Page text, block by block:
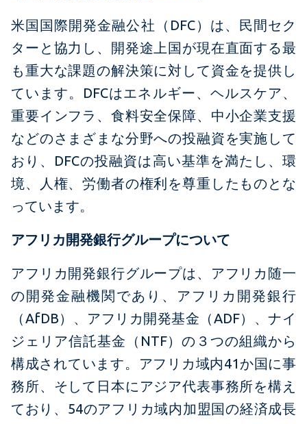
米国国際開発金融公社（DFC）は、民間セク
ターと協力し、開発途上国が現在直面する最
も重大な課題の解決策に対して資金を提供し
ています。DFCはエネルギー、ヘルスケア、
重要インフラ、食料安全保障、中小企業支援
などのさまざまな分野への投融資を実施して
おり、DFCの投融資は高い基準を満たし、環
境、人権、労働者の権利を尊重したものとな
っています。
アフリカ開発銀行グループについて
アフリカ開発銀行グループは、アフリカ随一
の開発金融機関であり、アフリカ開発銀行
（AfDB）、アフリカ開発基金（ADF）、ナイ
ジェリア信託基金（NTF）の３つの組織から
構成されています。アフリカ域内41か国に事
務所、そして日本にアジア代表事務所を構え
ており、54のアフリカ域内加盟国の経済成長